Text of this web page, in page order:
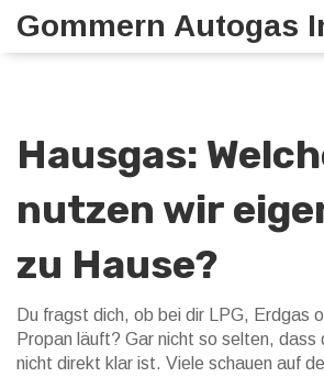
Gommern Autogas
Hausgas:
nutzen wir
zu Hause?
Du fragst dich, ob bei dir LPG, Erdgas
Propan läuft? Gar nicht so selten, dass
nicht direkt klar ist. Viele schauen auf